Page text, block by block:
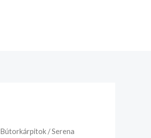
Bútorkárpitok/ Serena